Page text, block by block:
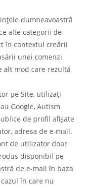
dumneavoastră
alte categorii de
în contextul creării
unei comenzi
mod care rezultă
pe Site, utilizați
Google, Autism
de profil afişate
adresa de e-mail.
de utilizator doar
disponibil pe
de e-mail în baza
în care nu